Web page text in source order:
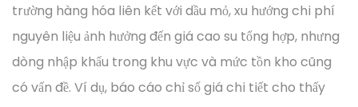
trường hàng hóa liên kết với dầu mỏ, xu hướng chi phí
nguyên liệu ảnh hưởng đến giá cao su tổng hợp, nhưng
dòng nhập khẩu trong khu vực và mức tồn kho cũng
có vấn đề. Ví dụ, báo cáo chỉ số giá chi tiết cho thấy